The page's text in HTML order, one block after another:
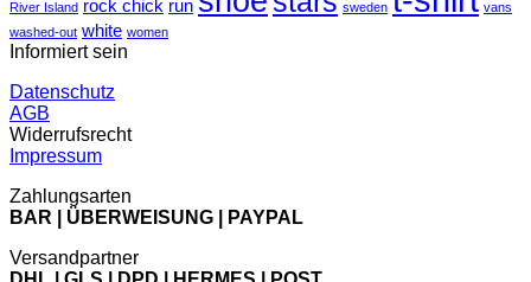
River Island rock chick run sweden
vans
washed-out white women
Informiert sein
Datenschutz
AGB
Widerrufsrecht
Impressum
Zahlungsarten
BAR | ÜBERWEISUNG | PAYPAL
Versandpartner